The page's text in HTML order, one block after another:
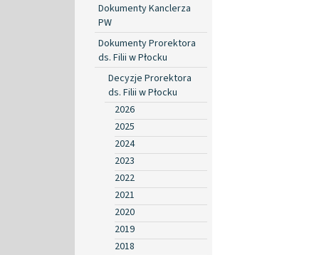
Dokumenty Kanclerza
PW
Dokumenty Prorektora
ds. Filii w Płocku
Decyzje Prorektora
ds. Filii w Płocku
2026
2025
2024
2023
2022
2021
2020
2019
2018